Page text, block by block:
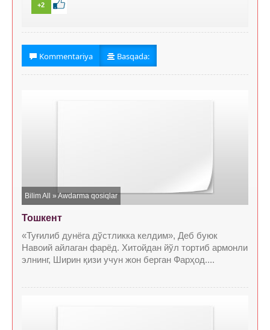
+2
Kommentariya Basqada:
Bilim All » Awdarma qosiqlar
Тошкент
«Туғилиб дунёга дўстликка келдим», Деб буюк
Навоий айлаган фарёд. Хитойдан йўл тортиб армонли
элнинг, Ширин қизи учун жон берган Фарҳод....